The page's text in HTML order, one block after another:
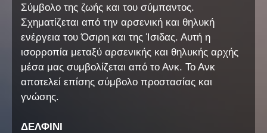
Σύμβολο της ζωής και του σύμπαντος.
Σχηματίζεται από την αρσενική και θηλυκή
ενέργεια του Όσιρη και της Ίσιδας. Αυτή η
ισορροπία μεταξύ αρσενικής και θηλυκής αρχής
μέσα μας συμβολίζεται από το Ανκ. Το Ανκ
αποτελεί επίσης σύμβολο προστασίας και
γνώσης.
ΔΕΛΦΙΝΙ